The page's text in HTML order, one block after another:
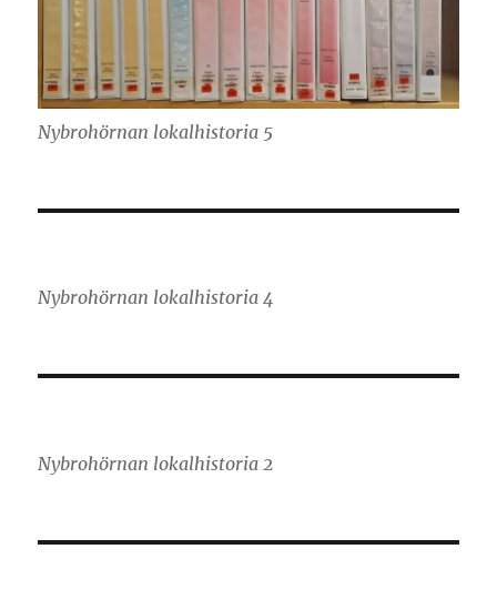
Nybrohörnan lokalhistoria 5
Nybrohörnan lokalhistoria 4
Nybrohörnan lokalhistoria 2